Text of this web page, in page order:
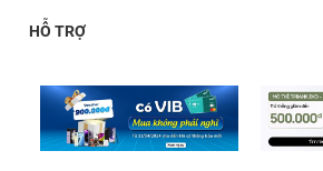
HỖ TRỢ